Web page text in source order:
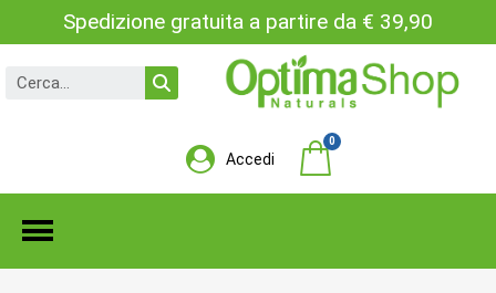
Spedizione gratuita a partire da € 39,90
Accedi